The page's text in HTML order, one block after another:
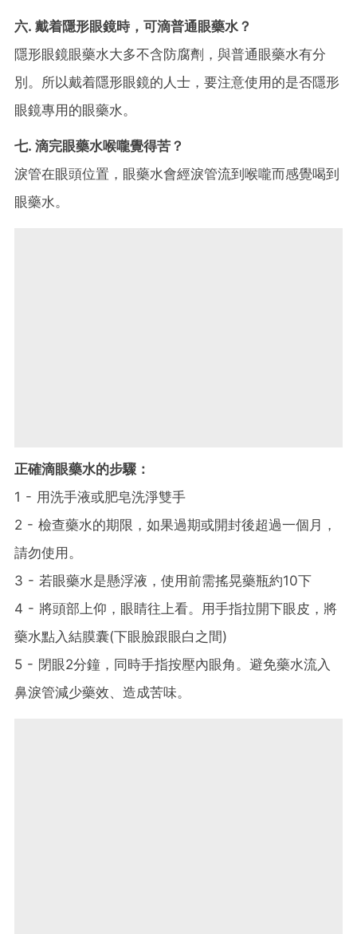
六. 戴着隱形眼鏡時，可滴普通眼藥水？
隱形眼鏡眼藥水大多不含防腐劑，與普通眼藥水有分
別。所以戴着隱形眼鏡的人士，要注意使用的是否隱形
眼鏡專用的眼藥水。
七. 滴完眼藥水喉嚨覺得苦？
淚管在眼頭位置，眼藥水會經淚管流到喉嚨而感覺喝到
眼藥水。
正確滴眼藥水的步驟：
1 - 用洗手液或肥皂洗淨雙手
2 - 檢查藥水的期限，如果過期或開封後超過一個月，
請勿使用。
3 - 若眼藥水是懸浮液，使用前需搖晃藥瓶約10下
4 - 將頭部上仰，眼睛往上看。用手指拉開下眼皮，將
藥水點入結膜囊(下眼臉跟眼白之間)
5 - 閉眼2分鐘，同時手指按壓內眼角。避免藥水流入
鼻淚管減少藥效、造成苦味。